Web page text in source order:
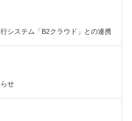
いたします
システム「B2クラウド」との連携
せ